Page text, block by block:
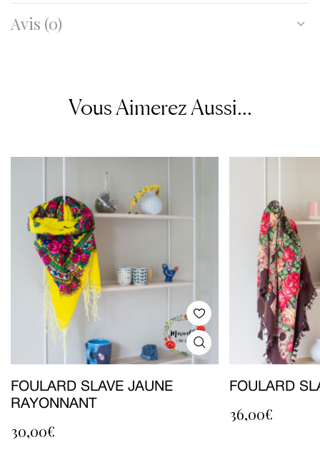
Avis (0)
Vous Aimerez Aussi...
FOULARD SLAVE JAUNE
RAYONNANT
30,00€
FOULARD
36,00€